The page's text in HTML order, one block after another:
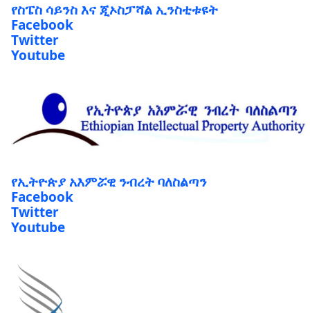
የስፔስ ሳይንስ እና ጂኦስፓሻል ኢንስቲቱዩት
Facebook
Twitter
Youtube
የኢትዮጵያ አእምሯዊ ንብረት ባለስልጣን
Facebook
Twitter
Youtube